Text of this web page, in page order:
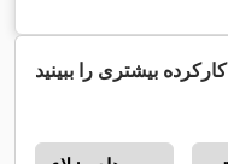
بیشتری را ببینید